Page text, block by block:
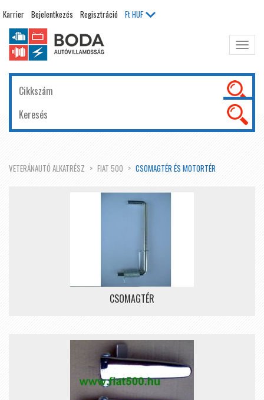
Karrier Bejelentkezés Regisztráció FtHUF
VETERÁNAUTÓ ALKATRÉSZ FIAT 500 CSOMAGTÉR ÉS MOTORTÉR
CSOMAGTÉR